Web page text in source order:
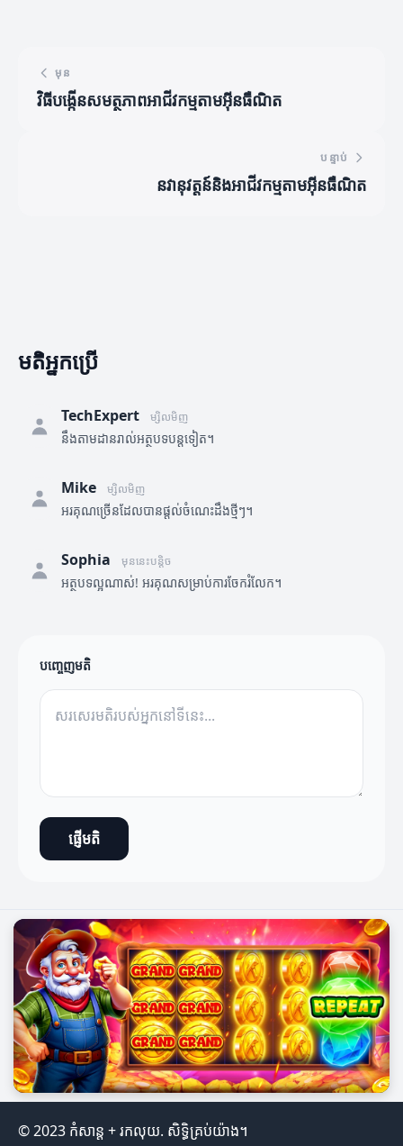
មុន
វិធីបង្កើនសមត្ថភាពអាជីវកម្មតាមអ៊ីនធឺណិត
បន្ទាប់
នវានុវត្តន៍និងអាជីវកម្មតាមអ៊ីនធឺណិត
មតិអ្នកប្រើ
TechExpert ម្សិលមិញ
នឹងតាមដានរាល់អត្ថបទបន្តទៀត។
Mike ម្សិលមិញ
អរគុណច្រើនដែលបានផ្តល់ចំណេះដឹងថ្មីៗ។
Sophia មុននេះបន្តិច
អត្ថបទល្អណាស់! អរគុណសម្រាប់ការចែករំលែក។
បញ្ចេញមតិ
ផ្ញើមតិ
© 2023 កំសាន្ត + រកលុយ. សិទ្ធិគ្រប់យ៉ាង។